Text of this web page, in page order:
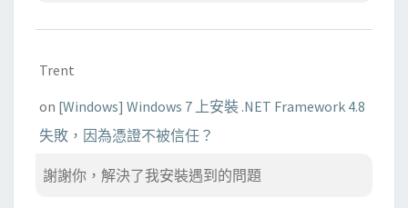
Trent
on [Windows] Windows 7 上安裝 .NET Framework 4.8
失敗，因為憑證不被信任？
謝謝你，解決了我安裝遇到的問題